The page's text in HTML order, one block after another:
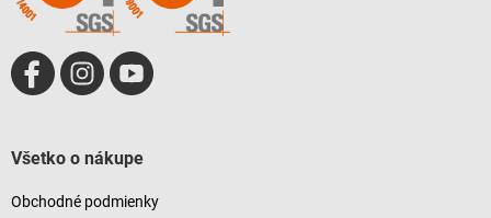
Všetko o nákupe
Obchodné podmienky